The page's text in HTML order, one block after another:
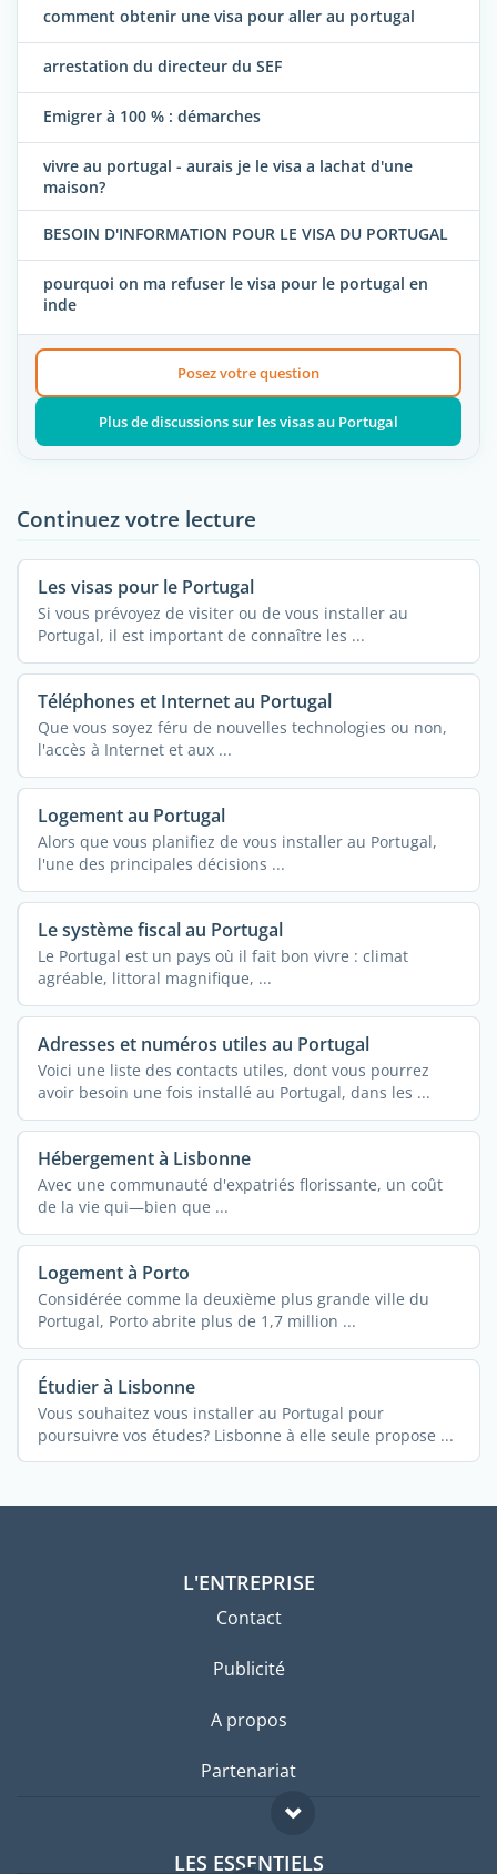
comment obtenir une visa pour aller au portugal
arrestation du directeur du SEF
Emigrer à 100 % : démarches
vivre au portugal - aurais je le visa a lachat d'une
maison?
BESOIN D'INFORMATION POUR LE VISA DU PORTUGAL
pourquoi on ma refuser le visa pour le portugal en
inde
Posez votre question
Plus de discussions sur les visas au Portugal
Continuez votre lecture
Les visas pour le Portugal
Si vous prévoyez de visiter ou de vous installer au
Portugal, il est important de connaître les ...
Téléphones et Internet au Portugal
Que vous soyez féru de nouvelles technologies ou non,
l'accès à Internet et aux ...
Logement au Portugal
Alors que vous planifiez de vous installer au Portugal,
l'une des principales décisions ...
Le système fiscal au Portugal
Le Portugal est un pays où il fait bon vivre : climat
agréable, littoral magnifique, ...
Adresses et numéros utiles au Portugal
Voici une liste des contacts utiles, dont vous pourrez
avoir besoin une fois installé au Portugal, dans les ...
Hébergement à Lisbonne
Avec une communauté d'expatriés florissante, un coût
de la vie qui—bien que ...
Logement à Porto
Considérée comme la deuxième plus grande ville du
Portugal, Porto abrite plus de 1,7 million ...
Étudier à Lisbonne
Vous souhaitez vous installer au Portugal pour
poursuivre vos études? Lisbonne à elle seule propose ...
L'ENTREPRISE
Contact
Publicité
A propos
Partenariat
LES ESSENTIELS